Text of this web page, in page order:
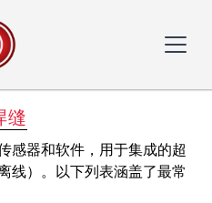
缝
感器和软件，用于集成的超
线）。以下列表涵盖了最常